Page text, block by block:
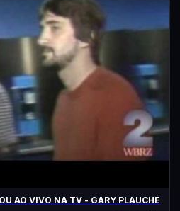
AO VIVO NA TV - GARY PLAUCHÉ